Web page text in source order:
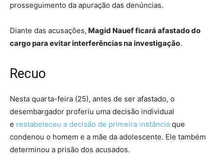
prosseguimento da apuração das denúncias.
Diante das acusações, Magid Nauef ficará afastado do
cargo para evitar interferências na investigação.
Recuo
Nesta quarta-feira (25), antes de ser afastado, o
desembargador proferiu uma decisão individual
e restabeleceu a decisão de primeira instância que
condenou o homem e a mãe da adolescente. Ele também
determinou a prisão dos acusados.